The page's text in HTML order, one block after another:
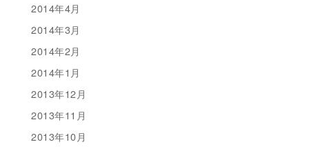
2014年4月
2014年3月
2014年2月
2014年1月
2013年12月
2013年11月
2013年10月